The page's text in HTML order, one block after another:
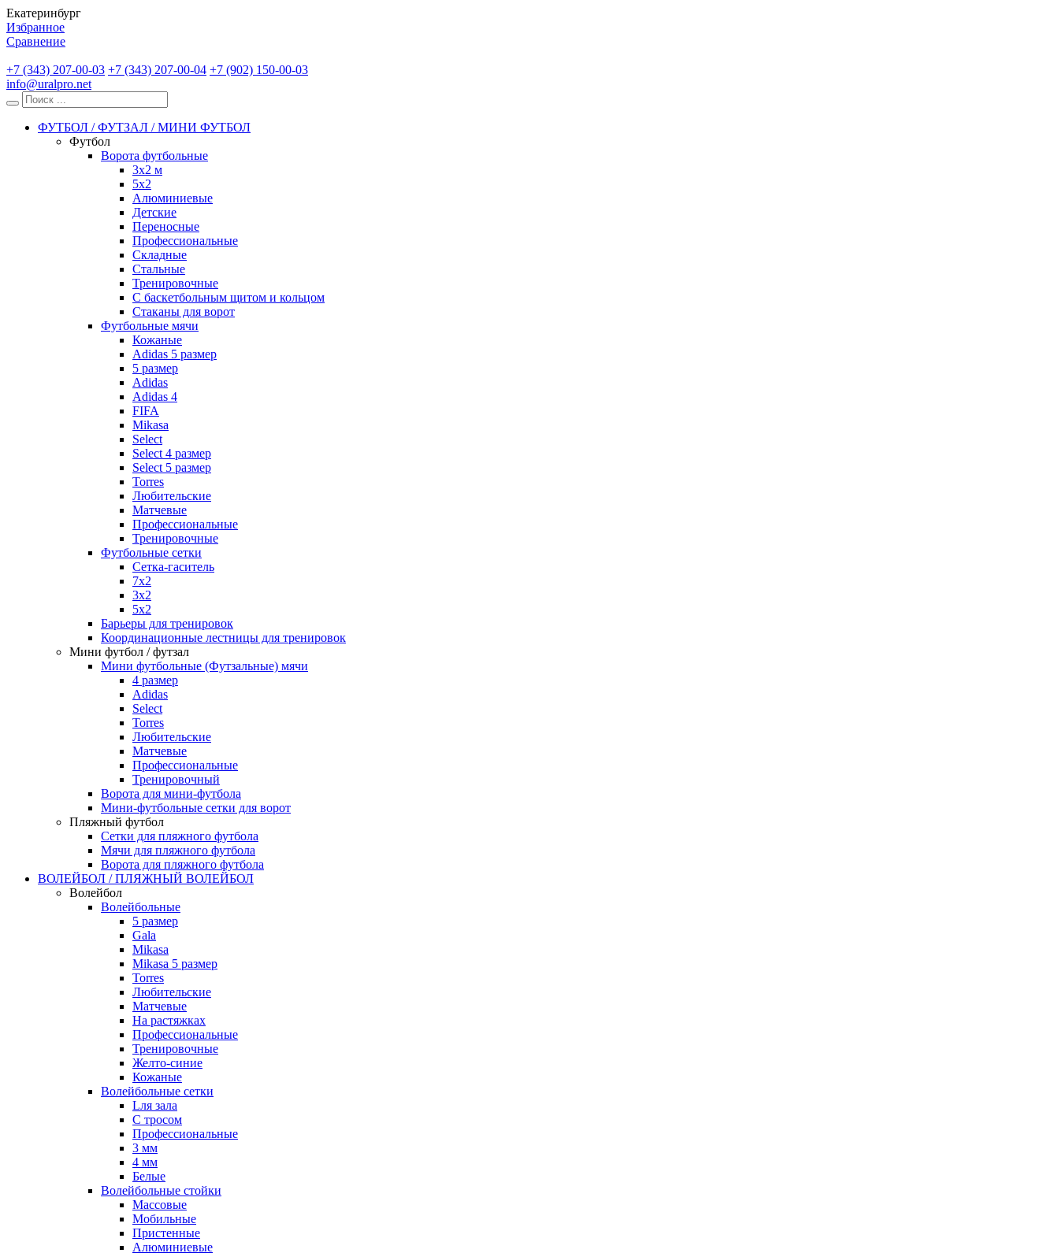
Екатеринбург
Избранное
Сравнение
+7 (343) 207-00-03 +7 (343) 207-00-04 +7 (902) 150-00-03
info@uralpro.net
ФУТБОЛ / ФУТЗАЛ / МИНИ ФУТБОЛ
Футбол
Ворота футбольные
3х2 м
5х2
Алюминиевые
Детские
Переносные
Профессиональные
Складные
Стальные
Тренировочные
С баскетбольным щитом и кольцом
Стаканы для ворот
Футбольные мячи
Кожаные
Adidas 5 размер
5 размер
Adidas
Adidas 4
FIFA
Mikasa
Select
Select 4 размер
Select 5 размер
Torres
Любительские
Матчевые
Профессиональные
Тренировочные
Футбольные сетки
Сетка-гаситель
7x2
3х2
5х2
Барьеры для тренировок
Координационные лестницы для тренировок
Мини футбол / футзал
Мини футбольные (Футзальные) мячи
4 размер
Adidas
Select
Torres
Любительские
Матчевые
Профессиональные
Тренировочный
Ворота для мини-футбола
Мини-футбольные сетки для ворот
Пляжный футбол
Сетки для пляжного футбола
Мячи для пляжного футбола
Ворота для пляжного футбола
ВОЛЕЙБОЛ / ПЛЯЖНЫЙ ВОЛЕЙБОЛ
Волейбол
Волейбольные
5 размер
Gala
Mikasa
Mikasa 5 размер
Torres
Любительские
Матчевые
На растяжках
Профессиональные
Тренировочные
Желто-синие
Кожаные
Волейбольные сетки
Lля зала
C тросом
Профессиональные
3 мм
4 мм
Белые
Волейбольные стойки
Массовые
Мобильные
Пристенные
Алюминиевые